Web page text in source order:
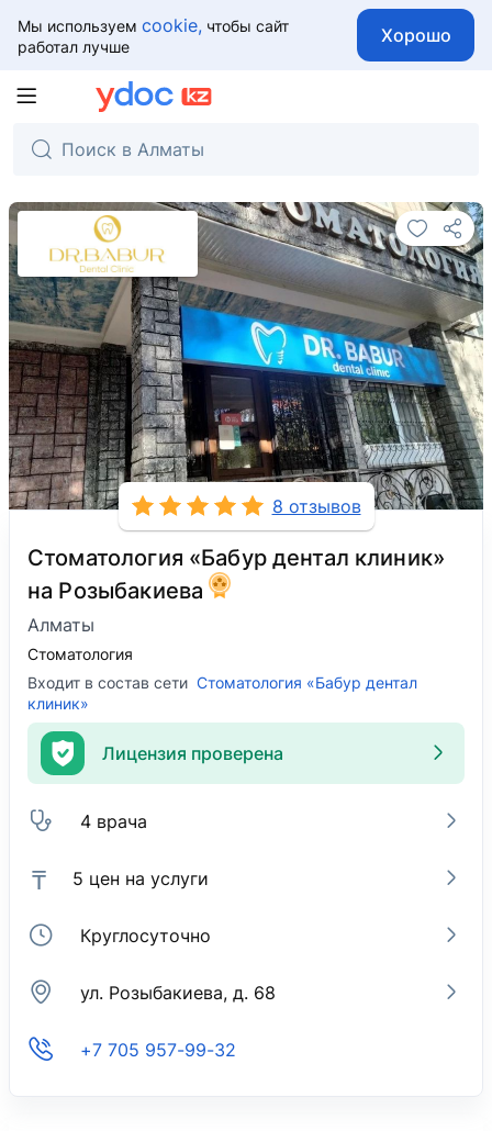
Мы используем cookie, чтобы сайт
работал лучше
Хорошо
8 отзывов
Стоматология «Бабур дентал клиник»
на Розыбакиева
Алматы
Стоматология
Входит в состав сети Стоматология «Бабур дентал
клиник»
Лицензия проверена
4 врача
₸ 5 цен на услуги
Круглосуточно
ул. Розыбакиева, д. 68
+7 705 957-99-32